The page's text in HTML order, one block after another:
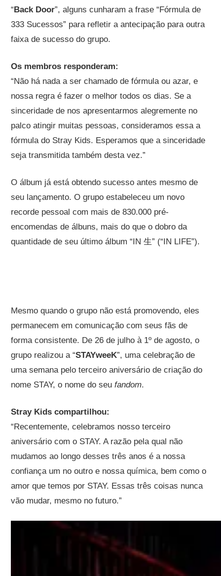
“Back Door”, alguns cunharam a frase “Fórmula de
333 Sucessos” para refletir a antecipação para outra
faixa de sucesso do grupo.
Os membros responderam:
“Não há nada a ser chamado de fórmula ou azar, e
nossa regra é fazer o melhor todos os dias. Se a
sinceridade de nos apresentarmos alegremente no
palco atingir muitas pessoas, consideramos essa a
fórmula do Stray Kids. Esperamos que a sinceridade
seja transmitida também desta vez.”
O álbum já está obtendo sucesso antes mesmo de
seu lançamento. O grupo estabeleceu um novo
recorde pessoal com mais de 830.000 pré-
encomendas de álbuns, mais do que o dobro da
quantidade de seu último álbum “IN 生” (“IN LIFE”).
Mesmo quando o grupo não está promovendo, eles
permanecem em comunicação com seus fãs de
forma consistente. De 26 de julho à 1º de agosto, o
grupo realizou a “STAYweeK”, uma celebração de
uma semana pelo terceiro aniversário de criação do
nome STAY, o nome do seufandom.
Stray Kids compartilhou:
“Recentemente, celebramos nosso terceiro
aniversário com o STAY. A razão pela qual não
mudamos ao longo desses três anos é a nossa
confiança um no outro e nossa química, bem como o
amor que temos por STAY. Essas três coisas nunca
vão mudar, mesmo no futuro.”